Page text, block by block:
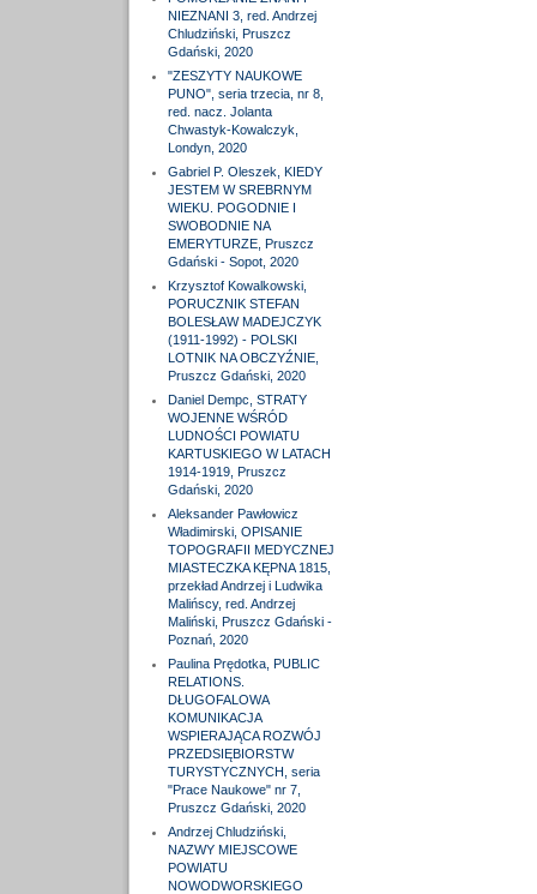
NIEZNANI 3, red. Andrzej
Chludziński, Pruszcz
Gdański, 2020
"ZESZYTY NAUKOWE
PUNO", seria trzecia, nr 8,
red. nacz. Jolanta
Chwastyk-Kowalczyk,
Londyn, 2020
Gabriel P. Oleszek, KIEDY
JESTEM W SREBRNYM
WIEKU. POGODNIE I
SWOBODNIE NA
EMERYTURZE, Pruszcz
Gdański - Sopot, 2020
Krzysztof Kowalkowski,
PORUCZNIK STEFAN
BOLESŁAW MADEJCZYK
(1911-1992) - POLSKI
LOTNIK NA OBCZYŹNIE,
Pruszcz Gdański, 2020
Daniel Dempc, STRATY
WOJENNE WŚRÓD
LUDNOŚCI POWIATU
KARTUSKIEGO W LATACH
1914-1919, Pruszcz
Gdański, 2020
Aleksander Pawłowicz
Władimirski, OPISANIE
TOPOGRAFII MEDYCZNEJ
MIASTECZKA KĘPNA 1815,
przekład Andrzej i Ludwika
Malińscy, red. Andrzej
Maliński, Pruszcz Gdański -
Poznań, 2020
Paulina Prędotka, PUBLIC
RELATIONS.
DŁUGOFALOWA
KOMUNIKACJA
WSPIERAJĄCA ROZWÓJ
PRZEDSIĘBIORSTW
TURYSTYCZNYCH, seria
"Prace Naukowe" nr 7,
Pruszcz Gdański, 2020
Andrzej Chludziński,
NAZWY MIEJSCOWE
POWIATU
NOWODWORSKIEGO